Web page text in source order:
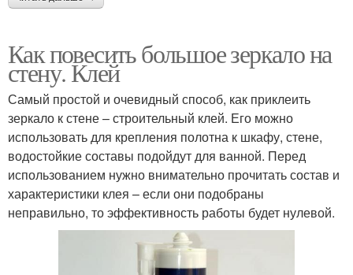
Как повесить большое зеркало на
стену. Клей
Самый простой и очевидный способ, как приклеить
зеркало к стене – строительный клей. Его можно
использовать для крепления полотна к шкафу, стене,
водостойкие составы подойдут для ванной. Перед
использованием нужно внимательно прочитать состав и
характеристики клея – если они подобраны
неправильно, то эффективность работы будет нулевой.